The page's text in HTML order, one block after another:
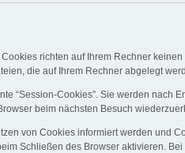
richten auf Ihrem Rechner
die auf Ihrem Rechner abgelegt
“Session-Cookies”. Sie werden
beim nächsten Besuch
von Cookies informiert werden und
Schließen des Browser aktivieren.